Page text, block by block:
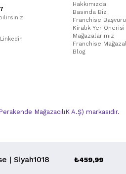
Linkedin
Hakkımızda
Basında Biz
Franchise
Kiralık Yer Önerisi
Mağazalarımız
Franchise
Blog
MağazacılıK A.Ş) markasıdır.
| Siyah1018 ₺459,99